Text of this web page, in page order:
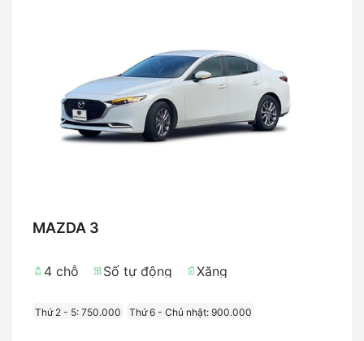
MAZDA 3
4 chỗ Số tự động Xăng
Thứ 2 - 5: 750.000 Thứ 6 - Chủ nhật: 900.000